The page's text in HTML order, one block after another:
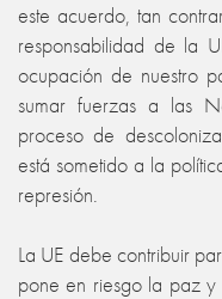
este acuerdo, tan
responsabilidad de la
ocupación de nuestro
sumar fuerzas a las
proceso de
está sometido a la
represión.
La UE debe contribuir
pone en riesgo la paz